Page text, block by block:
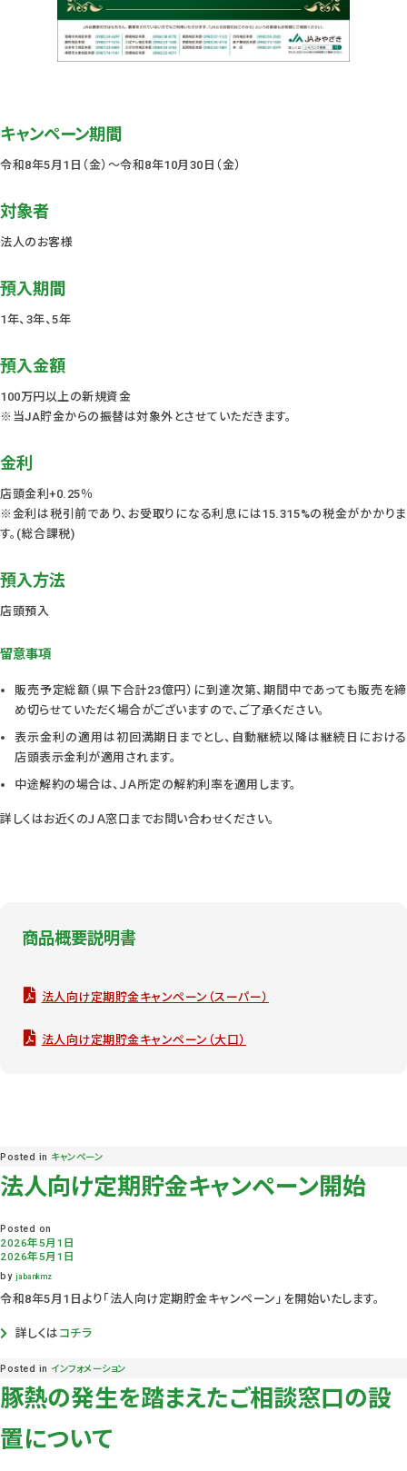
キャンペーン期間
令和8年5月1日（金）～令和8年10月30日（金）
対象者
法人のお客様
預入期間
1年、3年、5年
預入金額
100万円以上の新規資金
※当JA貯金からの振替は対象外とさせていただきます。
金利
店頭金利+0.25％
※金利は税引前であり、お受取りになる利息には15.315%の税金がかかりま
す。(総合課税)
預入方法
店頭預入
留意事項
販売予定総額（県下合計23億円）に到達次第、期間中であっても販売を締
め切らせていただく場合がございますので、ご了承ください。
表示金利の適用は初回満期日までとし、自動継続以降は継続日における
店頭表示金利が適用されます。
中途解約の場合は、ＪＡ所定の解約利率を適用します。
詳しくはお近くのＪＡ窓口までお問い合わせください。
商品概要説明書
法人向け定期貯金キャンペーン（スーパー）
法人向け定期貯金キャンペーン（大口）
Posted in キャンペーン
法人向け定期貯金キャンペーン開始
Posted on
2026年5月1日
2026年5月1日
by jabankmz
令和8年5月1日より「法人向け定期貯金キャンペーン」を開始いたします。
詳しくは コチラ
Posted inインフォメーション
豚熱の発生を踏まえたご相談窓口の設
置について